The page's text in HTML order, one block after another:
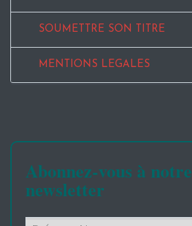
SOUMETTRE SON TITRE
MENTIONS LEGALES
Abonnez-vous à notre
newsletter